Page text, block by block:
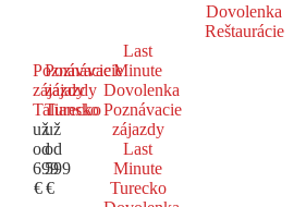
Dovolenka
Reštaurácie
Poznávacie
zájazdy
Taliansko
už
od
699
€
Poznávacie
zájazdy
Turecko
už
od
599
€
Last
Minute
Dovolenka
Poznávacie
zájazdy
Last
Minute
Turecko